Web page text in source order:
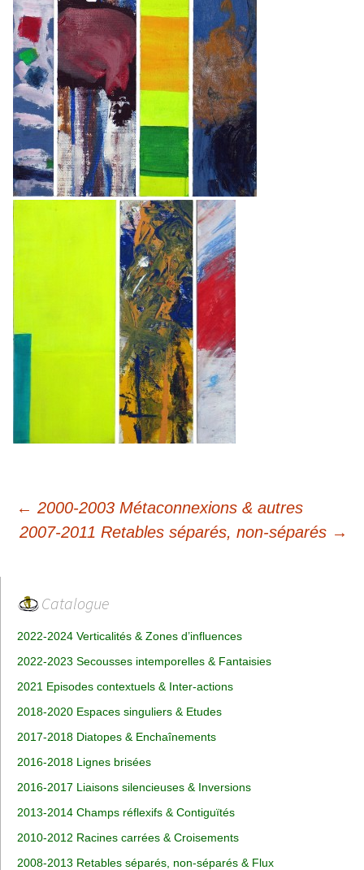
Navigation
des
← 2000-2003 Métaconnexions & autres
2007-2011 Retables séparés, non-séparés →
Catalogue
2022-2024 Verticalités & Zones d’influences
2022-2023 Secousses intemporelles & Fantaisies
2021 Episodes contextuels & Inter-actions
2018-2020 Espaces singuliers & Etudes
2017-2018 Diatopes & Enchaînements
2016-2018 Lignes brisées
2016-2017 Liaisons silencieuses & Inversions
2013-2014 Champs réflexifs & Contiguïtés
2010-2012 Racines carrées & Croisements
2008-2013 Retables séparés, non-séparés & Flux